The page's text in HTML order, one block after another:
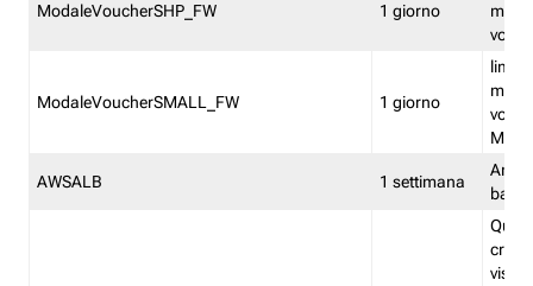
ModaleVoucherSHP_FW 1 giorno
ModaleVoucherSMALL_FW 1 giorno
AWSALB 1 settimana